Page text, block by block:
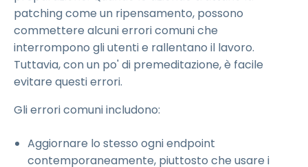
patching come un ripensamento, possono
commettere alcuni errori comuni che
interrompono gli utenti e rallentano il lavoro.
Tuttavia, con un po' di premeditazione, è facile
evitare questi errori.
Gli errori comuni includono:
Aggiornare lo stesso ogni endpoint
contemporaneamente, piuttosto che usare i